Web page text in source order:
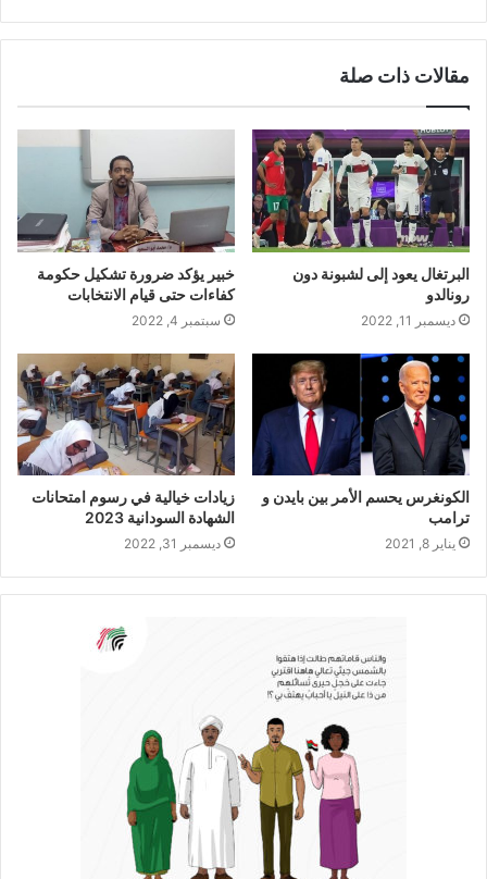
مقالات ذات صلة
البرتغال يعود إلى لشبونة دون
رونالدو
ديسمبر 11, 2022
خبير يؤكد ضرورة تشكيل حكومة
كفاءات حتى قيام الانتخابات
سبتمبر 4, 2022
الكونغرس يحسم الأمر بين بايدن و
ترامب
يناير 8, 2021
زيادات خيالية في رسوم امتحانات
الشهادة السودانية 2023
ديسمبر 31, 2022